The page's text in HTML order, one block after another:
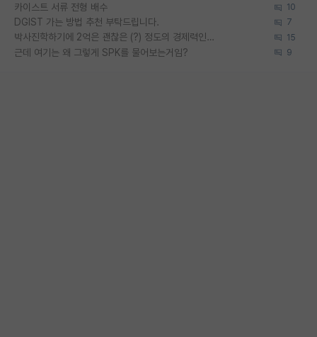
카이스트 서류 전형 배수 10
DGIST 가는 방법 추천 부탁드립니다. 7
박사진학하기에 2억은 괜찮은 (?) 정도의 경제력인가요 15
근데 여기는 왜 그렇게 SPK를 물어보는거임? 9